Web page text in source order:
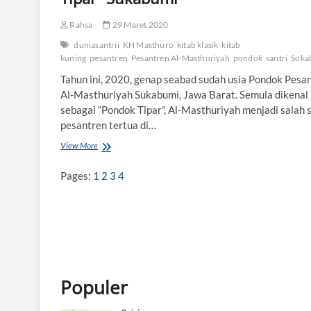
Rahsa
29 Maret 2020
duniasantrii KH Masthuro kitab klasik kitab
kuning pesantren Pesantren Al-Masthuriyah pondok santri
Tahun ini, 2020, genap seabad sudah usia Pondok
Al-Masthuriyah Sukabumi, Jawa Barat. Semula dikenal
sebagai “Pondok Tipar”, Al-Masthuriyah menjadi salah
pesantren tertua di…
View More
b
t
h
Pages: 1 2 3 4
Populer